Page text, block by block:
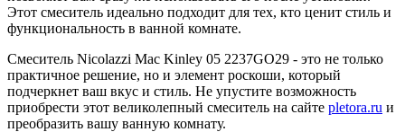
Этот смеситель идеально подходит для тех, кто ценит стиль и
функциональность в ванной комнате.
Смеситель Nicolazzi Mac Kinley 05 2237GO29 - это не только
практичное решение, но и элемент роскоши, который
подчеркнет ваш вкус и стиль. Не упустите возможность
приобрести этот великолепный смеситель на сайте pletora.ru и
преобразить вашу ванную комнату.